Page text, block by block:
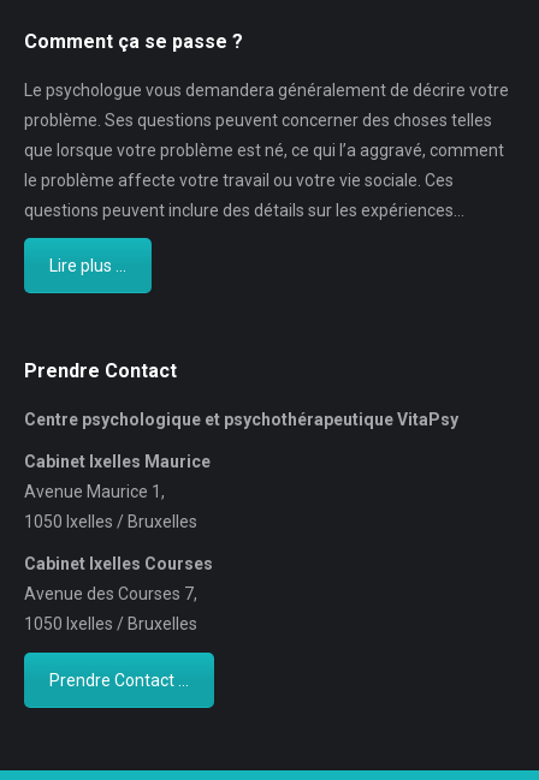
Comment ça se passe ?
Le psychologue vous demandera généralement de décrire votre
problème. Ses questions peuvent concerner des choses telles
que lorsque votre problème est né, ce qui l’a aggravé, comment
le problème affecte votre travail ou votre vie sociale. Ces
questions peuvent inclure des détails sur les expériences…
Lire plus ...
Prendre Contact
Centre psychologique et psychothérapeutique VitaPsy
Cabinet Ixelles Maurice
Avenue Maurice 1,
1050 Ixelles / Bruxelles
Cabinet Ixelles Courses
Avenue des Courses 7,
1050 Ixelles / Bruxelles
Prendre Contact ...